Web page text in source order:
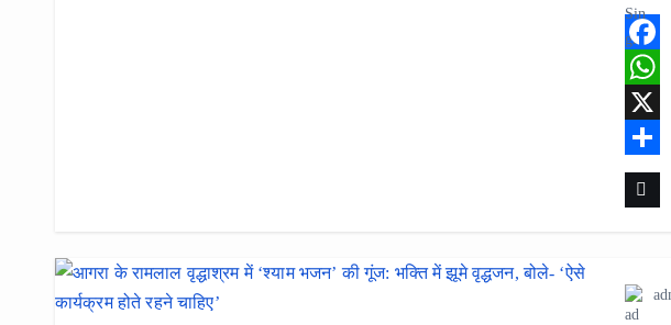
F
e
b
k
W
h
a
t
p
X
S
h
e